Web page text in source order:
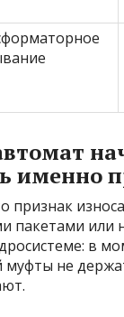
именно
признак
пакетами или
в
муфты не